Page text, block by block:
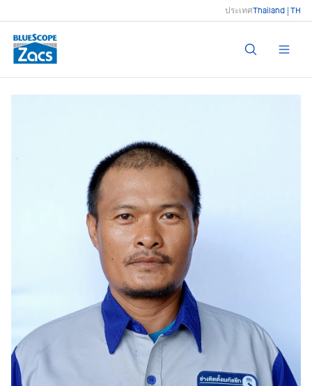
ประเทศThailand | TH